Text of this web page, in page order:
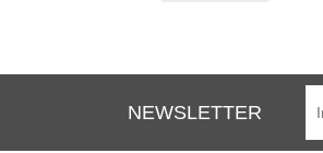
NEWSLETTER